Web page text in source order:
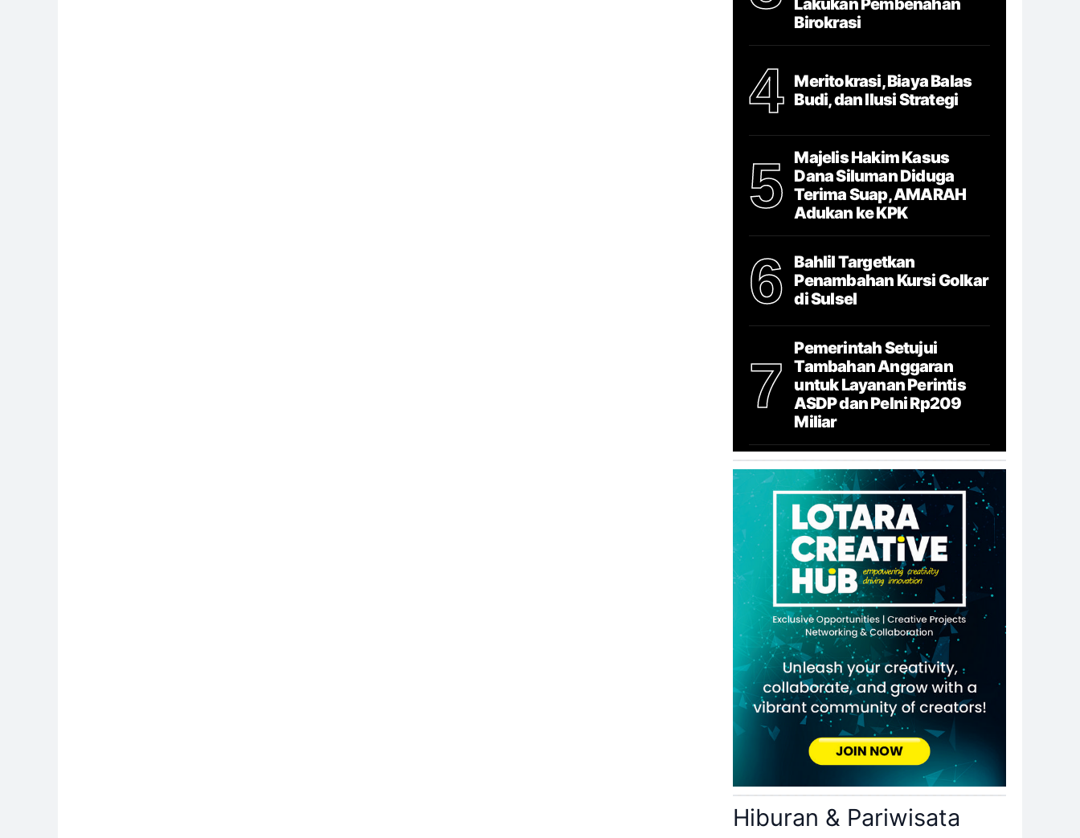
Lakukan Pembenahan
Birokrasi
4
Meritokrasi, Biaya Balas
Budi, dan Ilusi Strategi
5
Majelis Hakim Kasus
Dana Siluman Diduga
Terima Suap, AMARAH
Adukan ke KPK
6
Bahlil Targetkan
Penambahan Kursi Golkar
di Sulsel
7
Pemerintah Setujui
Tambahan Anggaran
untuk Layanan Perintis
ASDP dan Pelni Rp209
Miliar
Hiburan & Pariwisata